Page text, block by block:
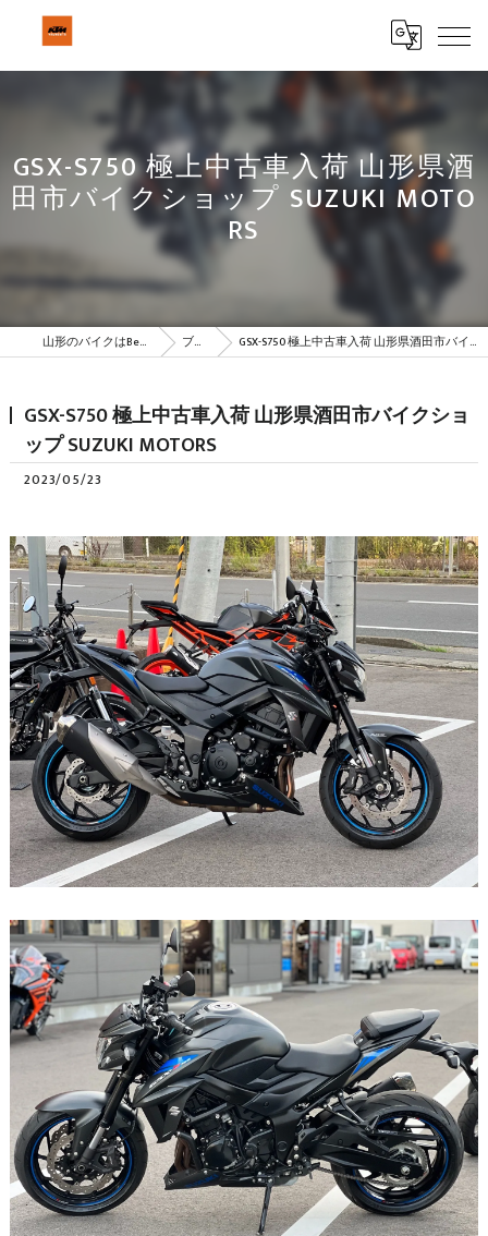
GSX-S750 極上中古車入荷 山形県酒
田市バイクショップ SUZUKI MOTO
RS
山形のバイクはBeSTAR株式会社 ブログ GSX-S750 極上中古車入荷 山形県酒田市バイクショップ SUZUKI MOTORS
GSX-S750 極上中古車入荷 山形県酒田市バイクショ
ップ SUZUKI MOTORS
2023/05/23